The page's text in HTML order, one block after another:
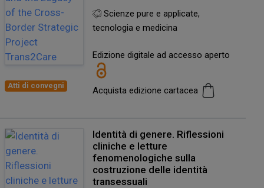
Atti di convegni
Scienze pure e applicate,
tecnologia e medicina
Edizione digitale ad accesso aperto
Acquista edizione cartacea
Identità di genere. Riflessioni
cliniche e letture
fenomenologiche sulla
costruzione delle identità
transessuali